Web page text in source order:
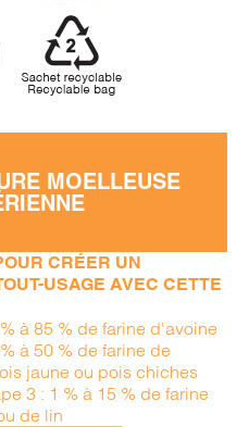
MOELLEUSE
CRÉER UN
USAGE AVEC CETTE
à 85 % de farine d'avoine
à 50 % de farine de
jaune ou pois chiches
3 : 1 % à 15 % de farine
de lin